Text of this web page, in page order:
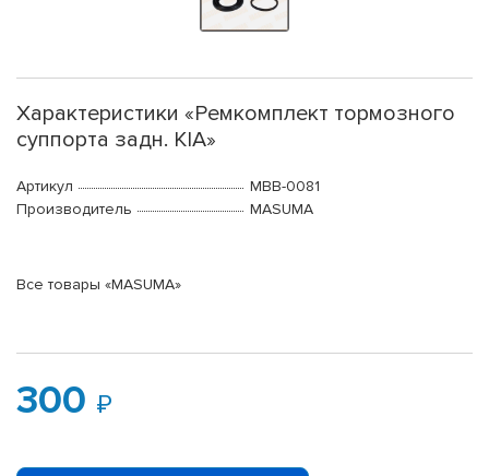
Характеристики «Ремкомплект тормозного
суппорта задн. KIA»
Артикул
MBB-0081
Производитель
MASUMA
Все товары «MASUMA»
300